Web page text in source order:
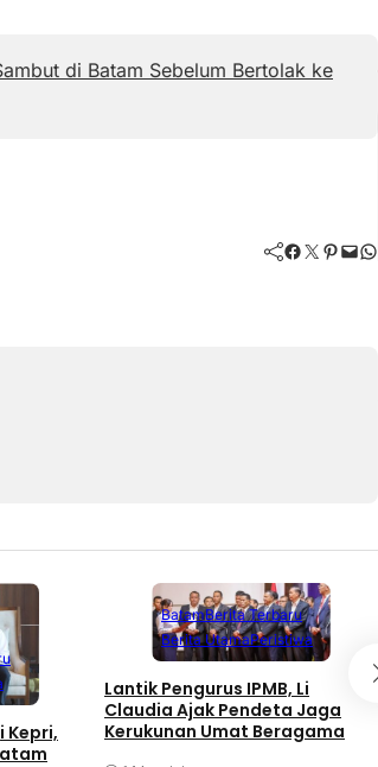
di Batam Sebelum Bertolak ke
Facebook Twitter Pinterest Mail WhatsApp
Kepri,
BatamBerita Terbaru
Berita UtamaPeristiwa
Lantik Pengurus IPMB, Li
Claudia Ajak Pendeta Jaga
Kerukunan Umat Beragama